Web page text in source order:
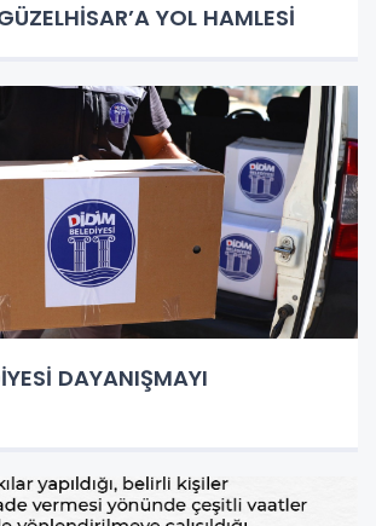
YOL HAMLESİ
DAYANIŞMAYI